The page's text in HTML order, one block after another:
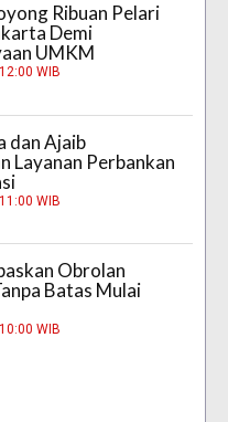
Ribuan Pelari
Demi
UMKM
WIB
dan Ajaib
Layanan Perbankan
WIB
Obrolan
Batas Mulai
WIB